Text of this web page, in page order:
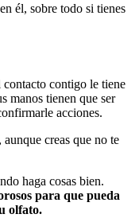
él, sobre todo si tienes
contacto contigo le tiene
manos tienen que ser
acciones.
creas que no te
haga cosas bien.
para que pueda
olfato.